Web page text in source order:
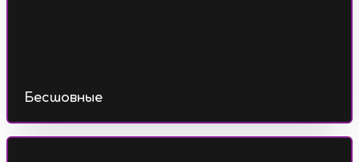
Бесшовные